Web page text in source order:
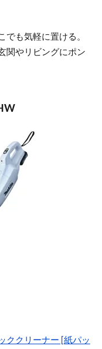
も気軽に置ける。
関やリビングにポン
ククリーナー [紙パッ